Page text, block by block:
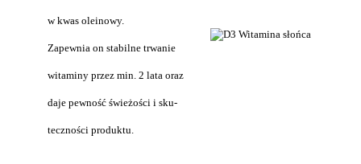
w kwas oleinowy.
Zapewnia on stabilne trwanie
witaminy przez min. 2 lata oraz
daje pewność świeżości i sku-
teczności produktu.